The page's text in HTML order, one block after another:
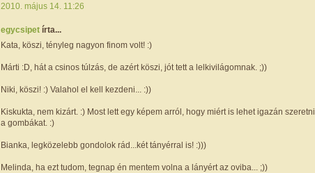
2010. május 14. 11:26
egycsipet írta...
Kata, köszi, tényleg nagyon finom volt! :)
Márti :D, hát a csinos túlzás, de azért köszi, jót tett a lelkivilágomnak. ;))
Niki, köszi! :) Valahol el kell kezdeni... :))
Kiskukta, nem kizárt. :) Most lett egy képem arról, hogy miért is lehet igazán szeretni
a gombákat. :)
Bianka, legközelebb gondolok rád...két tányérral is! :)))
Melinda, ha ezt tudom, tegnap én mentem volna a lányért az oviba... ;))